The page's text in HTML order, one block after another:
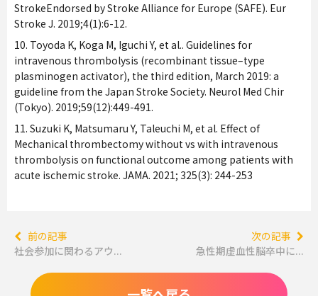
StrokeEndorsed by Stroke Alliance for Europe (SAFE). Eur
Stroke J. 2019;4(1):6-12.
10. Toyoda K, Koga M, Iguchi Y, et al.. Guidelines for
intravenous thrombolysis (recombinant tissue–type
plasminogen activator), the third edition, March 2019: a
guideline from the Japan Stroke Society. Neurol Med Chir
(Tokyo). 2019;59(12):449-491.
11. Suzuki K, Matsumaru Y, Taleuchi M, et al. Effect of
Mechanical thrombectomy without vs with intravenous
thrombolysis on functional outcome among patients with
acute ischemic stroke. JAMA. 2021; 325(3): 244-253
前の記事
社会参加に関わるアウ...
次の記事
急性期虚血性脳卒中に...